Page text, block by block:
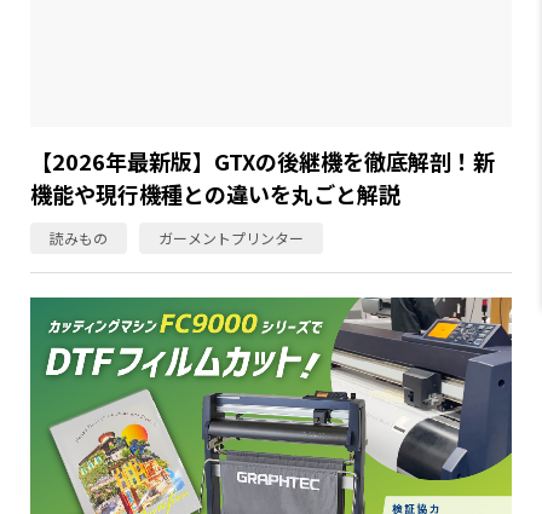
【2026年最新版】GTXの後継機を徹底解剖！新
機能や現行機種との違いを丸ごと解説
読みもの ガーメントプリンター